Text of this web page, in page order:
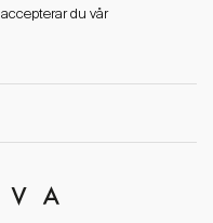
du vår